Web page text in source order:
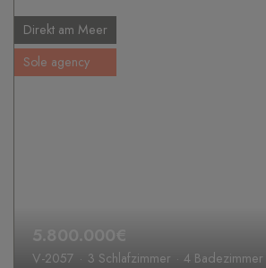
Direkt am Meer
Sole agency
5.800.000€
V-2057 3 Schlafzimmer 4 Badezimmer